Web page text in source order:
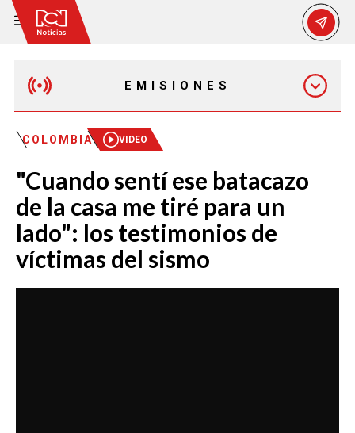
EMISIONES
EMISIÓN 12:30 PM
EMISIÓN 7:00 PM
COLOMBIA VIDEO
"Cuando sentí ese batacazo
de la casa me tiré para un
lado": los testimonios de
víctimas del sismo